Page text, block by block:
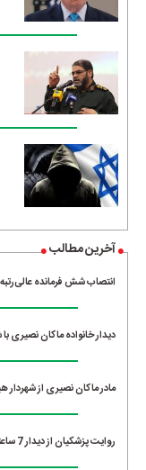
آخرین مطالب
انتصاب شش فرمانده
دیدار خانواده ماکان نصیری
مادر ماکان نصیری از
روایت پزشکیان از دیدار 7 ساعته با رهبر معظم انقلاب + فیلم